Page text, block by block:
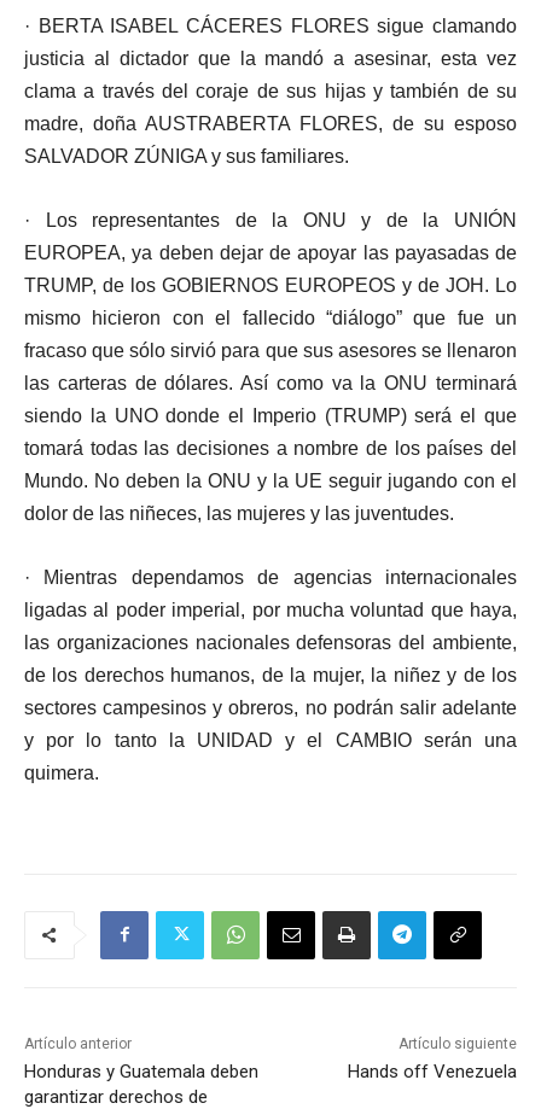
· BERTA ISABEL CÁCERES FLORES sigue clamando
justicia al dictador que la mandó a asesinar, esta vez
clama a través del coraje de sus hijas y también de su
madre, doña AUSTRABERTA FLORES, de su esposo
SALVADOR ZÚNIGA y sus familiares.
· Los representantes de la ONU y de la UNIÓN
EUROPEA, ya deben dejar de apoyar las payasadas de
TRUMP, de los GOBIERNOS EUROPEOS y de JOH. Lo
mismo hicieron con el fallecido “diálogo” que fue un
fracaso que sólo sirvió para que sus asesores se llenaron
las carteras de dólares. Así como va la ONU terminará
siendo la UNO donde el Imperio (TRUMP) será el que
tomará todas las decisiones a nombre de los países del
Mundo. No deben la ONU y la UE seguir jugando con el
dolor de las niñeces, las mujeres y las juventudes.
· Mientras dependamos de agencias internacionales
ligadas al poder imperial, por mucha voluntad que haya,
las organizaciones nacionales defensoras del ambiente,
de los derechos humanos, de la mujer, la niñez y de los
sectores campesinos y obreros, no podrán salir adelante
y por lo tanto la UNIDAD y el CAMBIO serán una
quimera.
Artículo anterior
Honduras y Guatemala deben
garantizar derechos de
Artículo siguiente
Hands off Venezuela